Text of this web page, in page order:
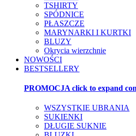
TSHIRTY
SPÓDNICE
PŁASZCZE
MARYNARKI I KURTKI
BLUZY
Okrycia wierzchnie
NOWOŚCI
BESTSELLERY
PROMOCJA click to expand
WSZYSTKIE UBRANIA
SUKIENKI
DŁUGIE SUKNIE